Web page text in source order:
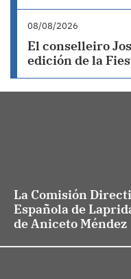
08/08/2026
El conselleiro
edición de la
La Comisión
Española de
de Aniceto Méndez